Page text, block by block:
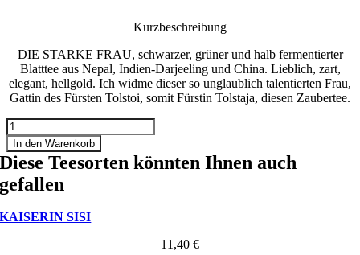
Kurzbeschreibung
DIE STARKE FRAU, schwarzer, grüner und halb fermentierter
Blatttee aus Nepal, Indien-Darjeeling und China. Lieblich, zart,
elegant, hellgold. Ich widme dieser so unglaublich talentierten Frau,
Gattin des Fürsten Tolstoi, somit Fürstin Tolstaja, diesen Zaubertee.
SOFJA
TOLSTAJA
Menge
In den Warenkorb
Diese Teesorten könnten Ihnen auch
gefallen
KAISERIN SISI
11,40 €